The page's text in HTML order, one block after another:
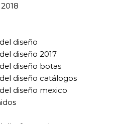
diseño
diseño 2017
diseño botas
diseño catálogos
diseño mexico